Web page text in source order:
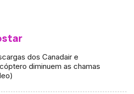
dos Canadair e
diminuem as chamas